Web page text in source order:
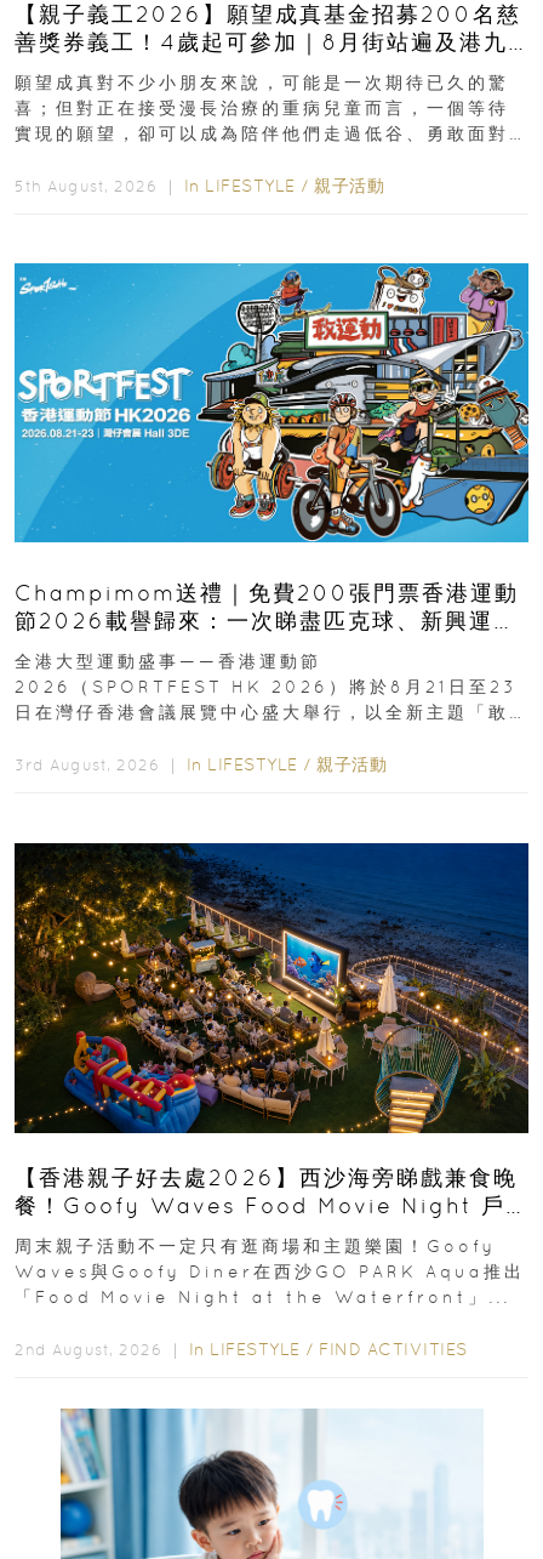
【親子義工2026】願望成真基金招募200名慈
善獎券義工！4歲起可參加｜8月街站遍及港九
新界
願望成真對不少小朋友來說，可能是一次期待已久的驚
喜；但對正在接受漫長治療的重病兒童而言，一個等待
實現的願望，卻可以成為陪伴他們走過低谷、勇敢面對
5th August, 2026 ｜ In LIFESTYLE / 親子活動
Champimom送禮｜免費200張門票香港運動
節2026載譽歸來：一次睇盡匹克球、新興運
動、街舞比賽＋逾百運動品牌展覽
全港大型運動盛事——香港運動節
2026（SPORTFEST HK 2026）將於8月21日至23
日在灣仔香港會議展覽中心盛大舉行，以全新主題「敢
3rd August, 2026 ｜ In LIFESTYLE / 親子活動
【香港親子好去處2026】西沙海旁睇戲兼食晚
餐！Goofy Waves Food Movie Night 戶
外影院逢週末登場
周末親子活動不一定只有逛商場和主題樂園！Goofy
Waves與Goofy Diner在西沙GO PARK Aqua推出
「Food Movie Night at the Waterfront」...
2nd August, 2026 ｜ In LIFESTYLE / FIND ACTIVITIES